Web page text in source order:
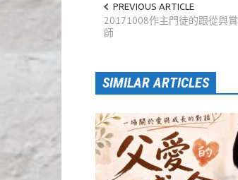
PREVIOUS ARTICLE
20171008作主門徒的跟從與
師
SIMILAR ARTICLES